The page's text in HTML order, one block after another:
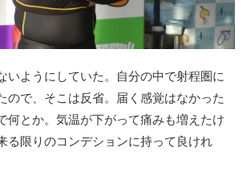
いようにしていた。自分の中で射程圏に
ので、そこは反省。届く感覚はなかった
何とか。気温が下がって痛みも増えたけ
る限りのコンデションに持って良けれ